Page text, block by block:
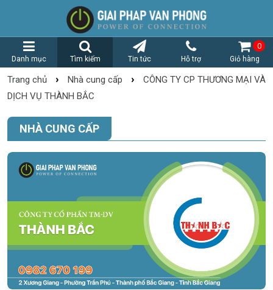
Danh mục Tìm kiếm Tin tức Hỗ trợ Giỏ hàng
0
Trang chủ › Nhà cung cấp ›
CÔNG TY CP THƯƠNG MẠI VÀ
DỊCH VỤ THÀNH BẮC
NHÀ CUNG CẤP